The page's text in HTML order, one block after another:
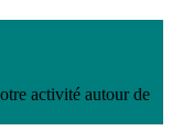
activité autour de